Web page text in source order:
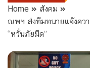
Home
สังคม
ณพฯ ส่งทีมทนายแจ้งคว
“หวั่นภัยมืด”